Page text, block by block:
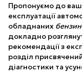
Пропонуємо до
експлуатації
обладнаних
докладно
рекомендації з
розділ
діагностики та